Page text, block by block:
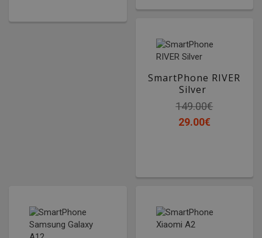
SmartPhone RIVER
Silver
149.00€
29.00€